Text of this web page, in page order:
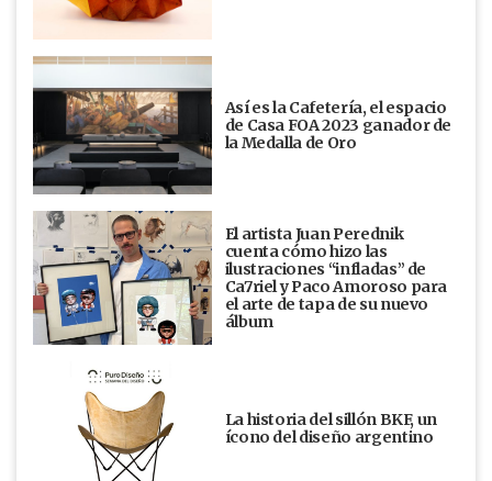
Así es la Cafetería, el espacio
de Casa FOA 2023 ganador de
la Medalla de Oro
El artista Juan Perednik
cuenta cómo hizo las
ilustraciones “infladas” de
Ca7riel y Paco Amoroso para
el arte de tapa de su nuevo
álbum
La historia del sillón BKF, un
ícono del diseño argentino